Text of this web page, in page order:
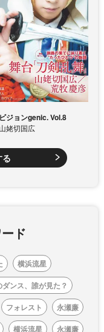
ジョンgenic. Vol.8
姥切国広
ド
横浜流星
ンス、誰が見た？
フォレスト
永瀬廉
横浜流星
永瀬廉